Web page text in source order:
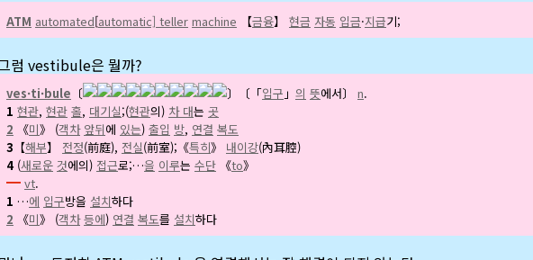
ATM automated[automatic] teller machine 【금융】 현금 자동 입금·지급기;
럼 vestibule은 뭘까?
ves·ti·bule 〔 〕 〔「입구 」 의 뜻에서〕 n.
1 현관, 현관 홀, 대기실;(현관의) 차 대는 곳
2 《미》 (객차 앞뒤에 있는) 출입 방, 연결 복도
3 【해부】 전정(前庭), 전실(前室);《특히》 내이강(內耳腔)
4(새로운 것에의) 접근로;…을 이루는 수단 《to》
━ vt.
1 …에 입구방을 설치하다
2 《미》 (객차 등에) 연결 복도를 설치하다